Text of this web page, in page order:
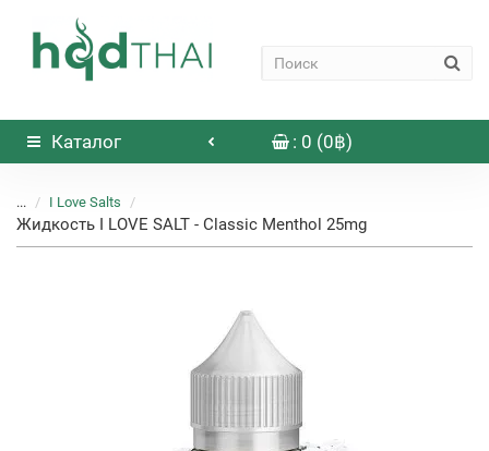
Каталог : 0 (0฿)
... I Love Salts
Жидкость I LOVE SALT - Classic Menthol 25mg